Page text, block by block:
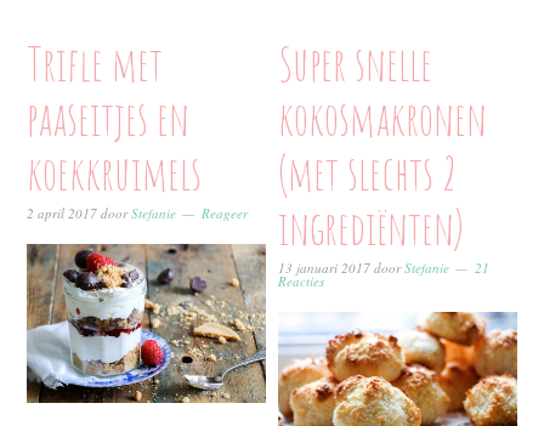
Trifle met
paaseitjes en
koekkruimels
2 april 2017 doorStefanie Reageer
Super snelle
kokosmakronen
(met slechts 2
ingrediënten)
13 januari 2017 doorStefanie 21
Reacties